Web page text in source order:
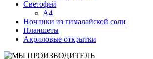
Светофей
А4
Ночники из гималайской соли
Планшеты
Акриловые открытки